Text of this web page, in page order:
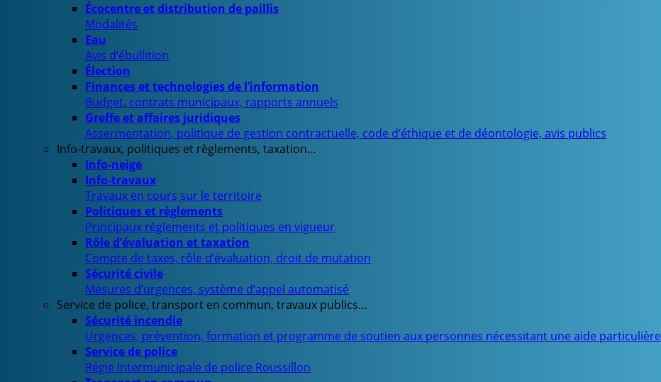
Écocentre et distribution de paillis
Modalités
Eau
Avis d’ébullition
Élection
Finances et technologies de l’information
Budget, contrats municipaux, rapports annuels
Greffe et affaires juridiques
Assermentation, politique de gestion contractuelle, code d’éthique et de déontologie, avis publics
Info-travaux, politiques et règlements, taxation…
Info-neige
Info-travaux
Travaux en cours sur le territoire
Politiques et règlements
Principaux règlements et politiques en vigueur
Rôle d’évaluation et taxation
Compte de taxes, rôle d’évaluation, droit de mutation
Sécurité civile
Mesures d’urgences, système d’appel automatisé
Service de police, transport en commun, travaux publics…
Sécurité incendie
Urgences, prévention, formation et programme de soutien aux personnes nécessitant une aide particulière
Service de police
Régie Intermunicipale de police Roussillon